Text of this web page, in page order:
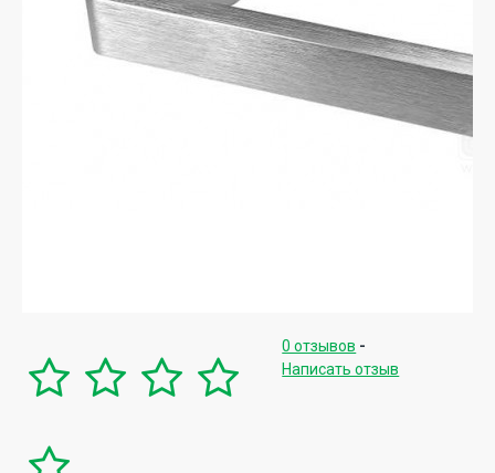
0 отзывов -
Написать отзыв